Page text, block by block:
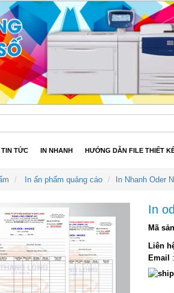
TIN TỨC IN NHANH HƯỚNG DẪN FILE THIẾT
In ấn phẩm quảng cáo In Nhanh Oder
In
Mã
Liên
Email